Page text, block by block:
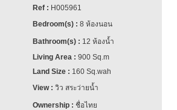
H005961
8 ห้องนอน
12 ห้องน้ำ
900 Sq.m
160 Sq.wah
วิว สระว่ายน้ำ
ชื่อไทย